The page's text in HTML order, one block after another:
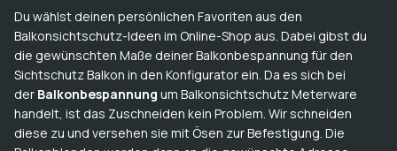
Du wählst deinen persönlichen Favoriten aus den
Balkonsichtschutz-Ideen im Online-Shop aus. Dabei gibst du
die gewünschten Maße deiner Balkonbespannung für den
Sichtschutz Balkon in den Konfigurator ein. Da es sich bei
der Balkonbespannung um Balkonsichtschutz Meterware
handelt, ist das Zuschneiden kein Problem. Wir schneiden
diese zu und versehen sie mit Ösen zur Befestigung. Die